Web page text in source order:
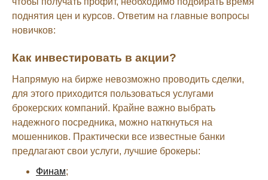
поднятия цен и курсов. Ответим на главные вопросы
новичков:
Как инвестировать в акции?
Напрямую на бирже невозможно проводить сделки,
для этого приходится пользоваться услугами
брокерских компаний. Крайне важно выбрать
надежного посредника, можно наткнуться на
мошенников. Практически все известные банки
предлагают свои услуги, лучшие брокеры:
Финам;